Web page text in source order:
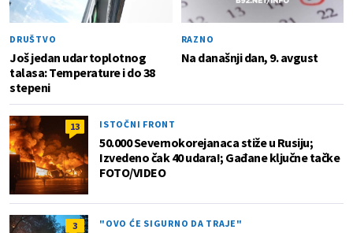
DRUŠTVO
Još jedan udar toplotnog
talasa: Temperature i do 38
stepeni
RAZNO
Na današnji dan, 9. avgust
13 ISTOČNI FRONT
50.000 Severnokorejanaca stiže u Rusiju;
Izvedeno čak 40 udara!; Gađane ključne tačke
FOTO/VIDEO
3 "OVO ĆE SIGURNO DA TRAJE"